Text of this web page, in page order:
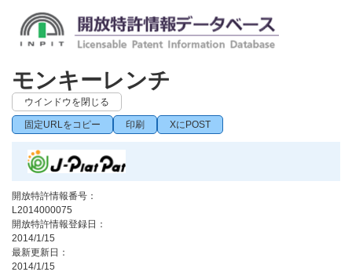
モンキーレンチ
ウインドウを閉じる
固定URLをコピー 印刷 XにPOST
開放特許情報番号：
L2014000075
開放特許情報登録日：
2014/1/15
最新更新日：
2014/1/15